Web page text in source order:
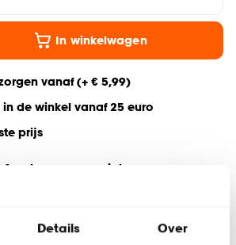
Details Over
In winkelwagen
vanaf (+ € 5,99)
de winkel vanaf 25 euro
prijs
volg ons op social